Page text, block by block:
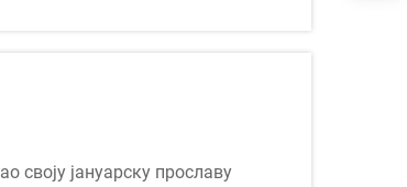
своју јануарску прославу